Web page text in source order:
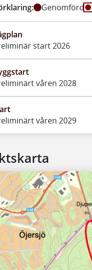
Genomförd
start 2026
våren 2028
våren 2029